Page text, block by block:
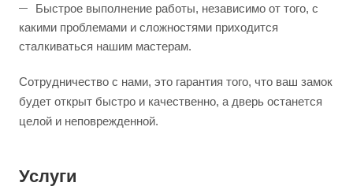
Быстрое выполнение работы, независимо от того, с
какими проблемами и сложностями приходится
сталкиваться нашим мастерам.
Сотрудничество с нами, это гарантия того, что ваш замок
будет открыт быстро и качественно, а дверь останется
целой и неповрежденной.
Услуги